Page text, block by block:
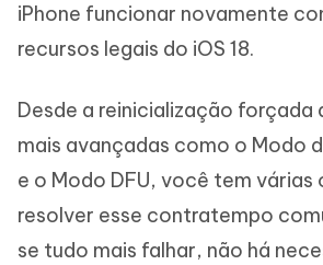
iPhone funcionar novamente
recursos legais do iOS 18.
Desde a reinicialização forçada
mais avançadas como o Modo
e o Modo DFU, você tem várias
resolver esse contratempo
se tudo mais falhar, não há